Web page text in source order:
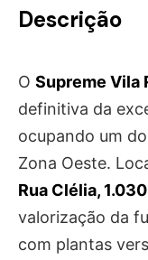
Descrição
O Supreme Vila
definitiva da
ocupando um
Zona Oeste.
Rua Clélia, 1.030
valorização da
com plantas